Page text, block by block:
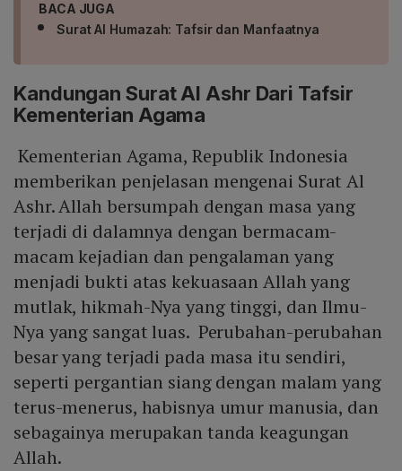
BACA JUGA
Surat Al Humazah: Tafsir dan Manfaatnya
Kandungan Surat Al Ashr Dari Tafsir
Kementerian Agama
Kementerian Agama, Republik Indonesia
memberikan penjelasan mengenai Surat Al
Ashr. Allah bersumpah dengan masa yang
terjadi di dalamnya dengan bermacam-
macam kejadian dan pengalaman yang
menjadi bukti atas kekuasaan Allah yang
mutlak, hikmah-Nya yang tinggi, dan Ilmu-
Nya yang sangat luas. Perubahan-perubahan
besar yang terjadi pada masa itu sendiri,
seperti pergantian siang dengan malam yang
terus-menerus, habisnya umur manusia, dan
sebagainya merupakan tanda keagungan
Allah.